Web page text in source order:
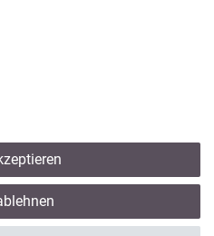
MwSt. zzgl.
GmbH / Alle Rechte vorbehalten /